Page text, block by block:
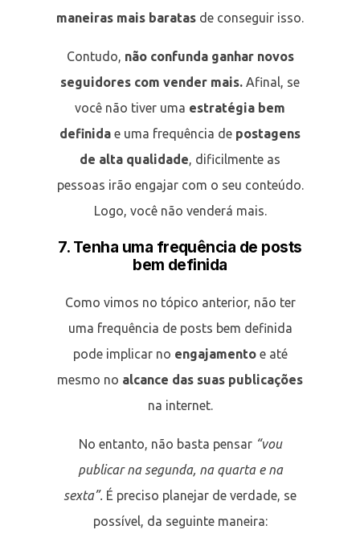
maneiras mais baratas de conseguir isso.
Contudo, não confunda ganhar novos
seguidores com vender mais. Afinal, se
você não tiver uma estratégia bem
definida e uma frequência de postagens
de alta qualidade, dificilmente as
pessoas irão engajar com o seu conteúdo.
Logo, você não venderá mais.
7. Tenha uma frequência de posts
bem definida
Como vimos no tópico anterior, não ter
uma frequência de posts bem definida
pode implicar no engajamentoe até
mesmo no alcance das suas publicações
na internet.
No entanto, não basta pensar “vou
publicar na segunda, na quarta e na
sexta”. É preciso planejar de verdade, se
possível, da seguinte maneira: